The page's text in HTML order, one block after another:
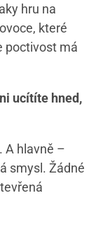
hru na
které
poctivost má
ucítíte hned,
A hlavně –
smysl. Žádné